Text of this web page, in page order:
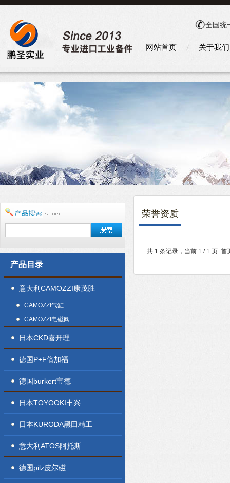
全国统
网站首页 关于我们
产品目录
意大利CAMOZZI康茂胜
CAMOZZI气缸
CAMOZZI电磁阀
日本CKD喜开理
德国P+F倍加福
德国burkert宝德
日本TOYOOKI丰兴
日本KURODA黑田精工
意大利ATOS阿托斯
德国pilz皮尔磁
荣誉资质
共 1 条记录，当前 1 / 1 页